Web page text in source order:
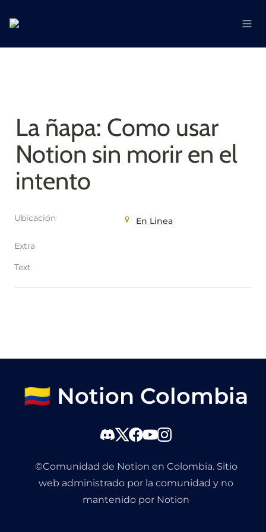
La ñapa: Como usar
Notion sin morir en el
intento
Ubicación En Linea
Extra
Text
🇨🇴 Notion Colombia
©Comunidad de Notion en Colombia. Sitio
web administrado por la comunidad y no
mantenido por Notion